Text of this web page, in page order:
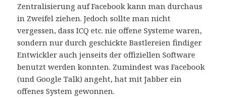
Zentralisierung auf Facebook kann man durchaus
in Zweifel ziehen. Jedoch sollte man nicht
vergessen, dass ICQ etc. nie offene Systeme waren,
sondern nur durch geschickte Bastlereien findiger
Entwickler auch jenseits der offiziellen Software
benutzt werden konnten. Zumindest was Facebook
(und Google Talk) angeht, hat mit Jabber ein
offenes System gewonnen.